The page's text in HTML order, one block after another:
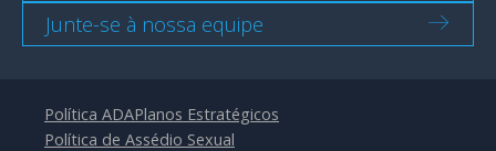
Junte-se à nossa equipe
Política ADAPlanos Estratégicos
Política de Assédio Sexual